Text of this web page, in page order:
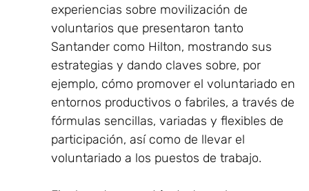
experiencias sobre movilización de
voluntarios que presentaron tanto
Santander como Hilton, mostrando sus
estrategias y dando claves sobre, por
ejemplo, cómo promover el voluntariado en
entornos productivos o fabriles, a través de
fórmulas sencillas, variadas y flexibles de
participación, así como de llevar el
voluntariado a los puestos de trabajo.